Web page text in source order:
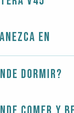
en
dormir?